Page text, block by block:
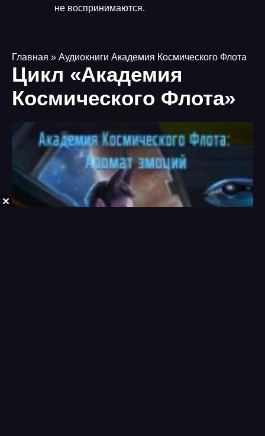
не воспринимаются.
Главная » Аудиокниги Академия Космического Флота
Цикл «Академия
Космического Флота»